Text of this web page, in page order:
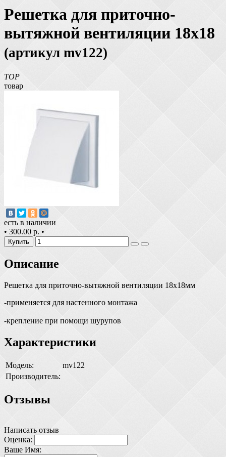
Решетка для приточно-
вытяжной вентиляции 18х18
(артикул mv122)
TOP
товар
есть в наличии
• 300.00 р. •
Купить
Описание
Решетка для приточно-вытяжной вентиляции 18х18мм
-применяется для настенного монтажа
-крепление при помощи шурупов
Характеристики
Модель:
mv122
Производитель:
Отзывы
Написать отзыв
Оценка:
Ваше Имя: